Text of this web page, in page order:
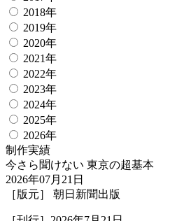
2018年
2019年
2020年
2021年
2022年
2023年
2024年
2025年
2026年
制作実績
今さら聞けない 東京の超基本
2026年07月21日
［版元］ 朝日新聞出版